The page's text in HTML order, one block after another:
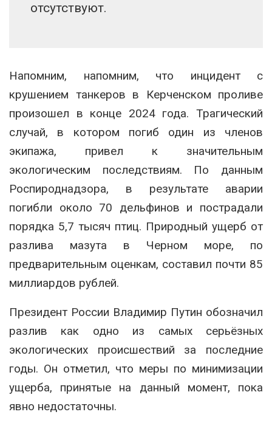
отсутствуют.
Напомним, напомним, что инцидент с
крушением танкеров в Керченском проливе
произошел в конце 2024 года. Трагический
случай, в котором погиб один из членов
экипажа, привел к значительным
экологическим последствиям. По данным
Роспироднадзора, в результате аварии
погибли около 70 дельфинов и пострадали
порядка 5,7 тысяч птиц. Природный ущерб от
разлива мазута в Черном море, по
предварительным оценкам, составил почти 85
миллиардов рублей.
Президент России Владимир Путин обозначил
разлив как одно из самых серьёзных
экологических происшествий за последние
годы. Он отметил, что меры по минимизации
ущерба, принятые на данный момент, пока
явно недостаточны.